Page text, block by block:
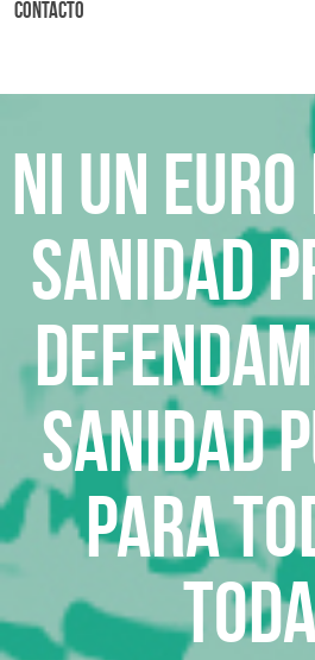
Contacto
Ni un
sanidad
sanidad
para